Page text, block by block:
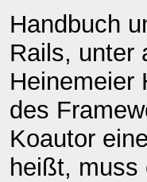
Handbuch
Rails, unter
Heinemeier
des
Koautor
heißt, muss